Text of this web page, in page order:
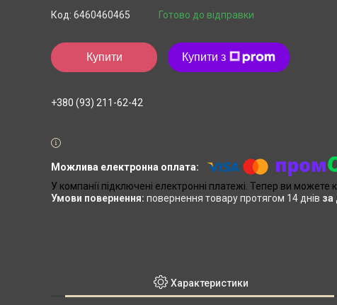
Готово до відправки
Код: 6460460465
Купити Купити з
+380 (93) 211-62-42
У компанії підключені електронні платежі. Тепер ви
повернення товару протягом 14 днів за
Характеристики